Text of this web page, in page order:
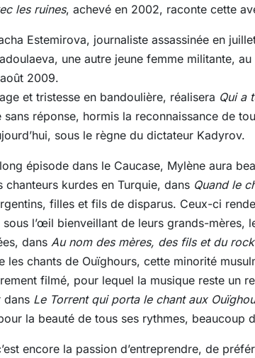
les ruines, achevé en 2002, raconte cette
Estemirova, journaliste assassinée en
une autre jeune femme militante,
2009.
et tristesse en bandoulière, réalisera Qui a
sans réponse, hormis la reconnaissance de
sous le règne du dictateur Kadyrov.
épisode dans le Caucase, Mylène aura
chanteurs kurdes en Turquie, dans Quand le
filles et fils de disparus. Ceux-ci
l’œil bienveillant de leurs grands-mères,
dans Au nom des mères, des fils et du
les chants de Ouïghours, cette minorité
filmé, pour lequel la musique reste un
dans Le Torrent qui porta le chant aux
la beauté de tous ses rythmes, beaucoup
encore la passion d’entreprendre, de